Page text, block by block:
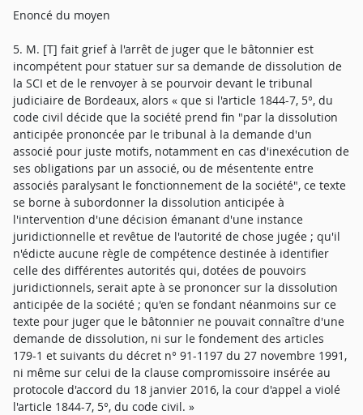
Enoncé du moyen
5. M. [T] fait grief à l'arrêt de juger que le bâtonnier est
incompétent pour statuer sur sa demande de dissolution de
la SCI et de le renvoyer à se pourvoir devant le tribunal
judiciaire de Bordeaux, alors « que si l'article 1844-7, 5°, du
code civil décide que la société prend fin "par la dissolution
anticipée prononcée par le tribunal à la demande d'un
associé pour juste motifs, notamment en cas d'inexécution de
ses obligations par un associé, ou de mésentente entre
associés paralysant le fonctionnement de la société", ce texte
se borne à subordonner la dissolution anticipée à
l'intervention d'une décision émanant d'une instance
juridictionnelle et revêtue de l'autorité de chose jugée ; qu'il
n'édicte aucune règle de compétence destinée à identifier
celle des différentes autorités qui, dotées de pouvoirs
juridictionnels, serait apte à se prononcer sur la dissolution
anticipée de la société ; qu'en se fondant néanmoins sur ce
texte pour juger que le bâtonnier ne pouvait connaître d'une
demande de dissolution, ni sur le fondement des articles
179-1 et suivants du décret n° 91-1197 du 27 novembre 1991,
ni même sur celui de la clause compromissoire insérée au
protocole d'accord du 18 janvier 2016, la cour d'appel a violé
l'article 1844-7, 5°, du code civil. »